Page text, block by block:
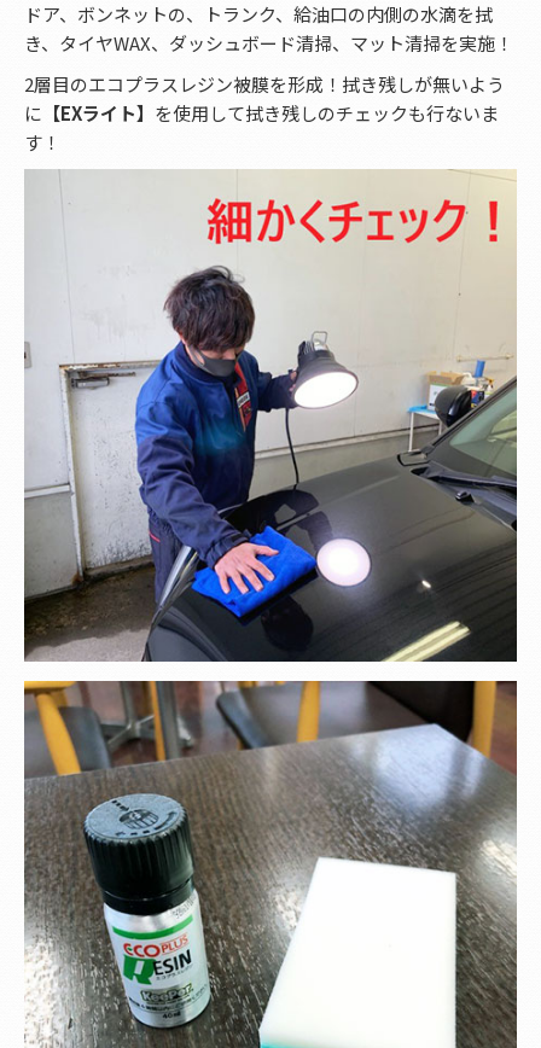
ドア、ボンネットの、トランク、給油口の内側の水滴を拭
き、タイヤWAX、ダッシュボード清掃、マット清掃を実施！
2層目のエコプラスレジン被膜を形成！拭き残しが無いよう
に 【EXライト】 を使用して拭き残しのチェックも行ないま
す！